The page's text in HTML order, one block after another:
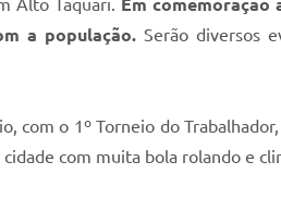
Alto Taquari. Em
a população. Serão diversos
com o 1º Torneio do
com muita bola rolando e